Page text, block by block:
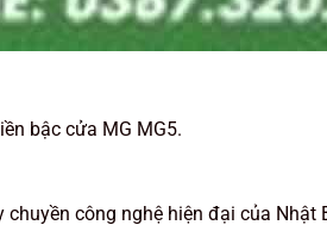
bậc cửa MG MG5.
công nghệ hiện đại của